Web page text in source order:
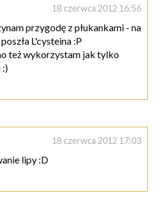
18 czerwca 2012 16:56
przygodę z płukankami - na
L'cysteina :P
też wykorzystam jak tylko
:)
18 czerwca 2012 17:03
lipy :D